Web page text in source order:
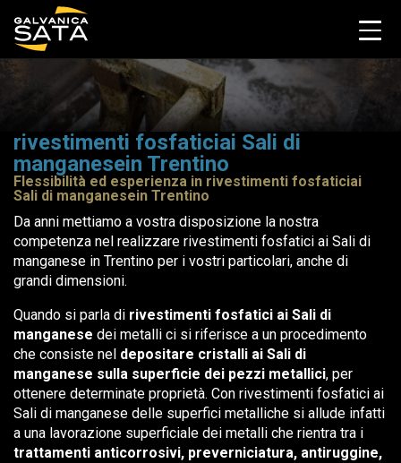
rivestimenti fosfaticiai Sali di
manganesein Trentino
Flessibilità ed esperienza in rivestimenti fosfaticiai
Sali di manganesein Trentino
Da anni mettiamo a vostra disposizione la nostra
competenza nel realizzare rivestimenti fosfatici ai Sali di
manganese in Trentino per i vostri particolari, anche di
grandi dimensioni.
Quando si parla di rivestimenti fosfatici ai Sali di
manganese dei metalli ci si riferisce a un procedimento
che consiste nel depositare cristalli ai Sali di
manganese sulla superficie dei pezzi metallici, per
ottenere determinate proprietà. Con rivestimenti fosfatici ai
Sali di manganese delle superfici metalliche si allude infatti
a una lavorazione superficiale dei metalli che rientra tra i
trattamenti anticorrosivi, preverniciatura, antiruggine,